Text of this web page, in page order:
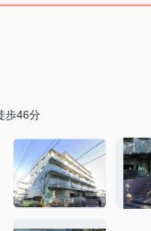
歩46分